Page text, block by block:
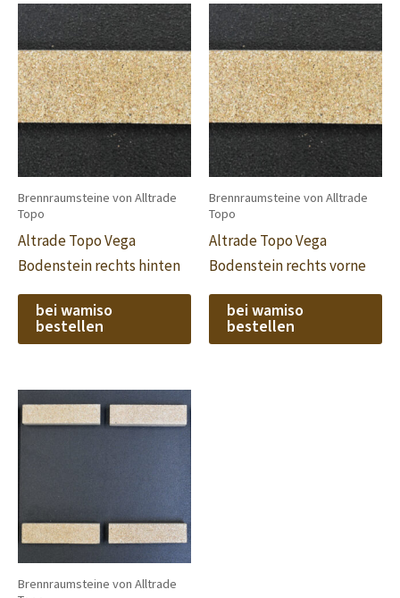
Brennraumsteine von Alltrade
Topo
Altrade Topo Vega
Bodenstein rechts hinten
bei wamiso
bestellen
Brennraumsteine von Alltrade
Topo
Altrade Topo Vega
Bodenstein rechts vorne
bei wamiso
bestellen
Brennraumsteine von Alltrade